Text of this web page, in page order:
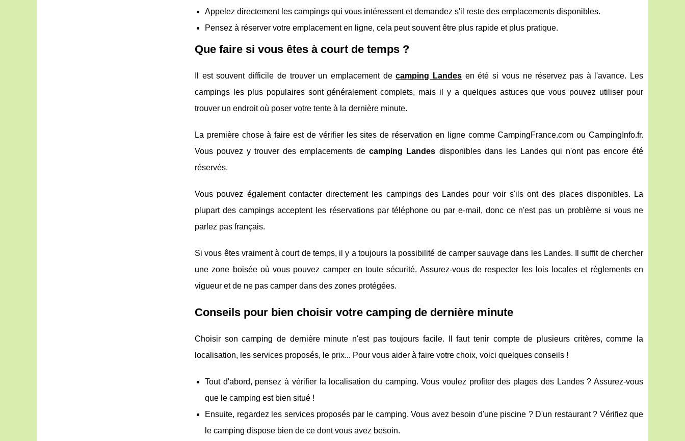
Appelez directement les campings qui vous intéressent et demandez s'il reste des emplacements disponibles.
Pensez à réserver votre emplacement en ligne, cela peut souvent être plus rapide et plus pratique.
Que faire si vous êtes à court de temps ?
Il est souvent difficile de trouver un emplacement decamping Landes en été si vous ne réservez pas à l'avance. Les
campings les plus populaires sont généralement complets, mais il y a quelques astuces que vous pouvez utiliser pour
trouver un endroit où poser votre tente à la dernière minute.
La première chose à faire est de vérifier les sites de réservation en ligne comme CampingFrance.com ou CampingInfo.fr.
Vous pouvez y trouver des emplacements decamping Landes disponibles dans les Landes qui n'ont pas encore été
réservés.
Vous pouvez également contacter directement les campings des Landes pour voir s'ils ont des places disponibles. La
plupart des campings acceptent les réservations par téléphone ou par e-mail, donc ce n'est pas un problème si vous ne
parlez pas français.
Si vous êtes vraiment à court de temps, il y a toujours la possibilité de camper sauvage dans les Landes. Il suffit de chercher
une zone boisée où vous pouvez camper en toute sécurité. Assurez-vous de respecter les lois locales et règlements en
vigueur et de ne pas camper dans des zones protégées.
Conseils pour bien choisir votre camping de dernière minute
Choisir son camping de dernière minute n'est pas toujours facile. Il faut tenir compte de plusieurs critères, comme la
localisation, les services proposés, le prix... Pour vous aider à faire votre choix, voici quelques conseils !
Tout d'abord, pensez à vérifier la localisation du camping. Vous voulez profiter des plages des Landes ? Assurez-vous
que le camping est bien situé !
Ensuite, regardez les services proposés par le camping. Vous avez besoin d'une piscine ? D'un restaurant ? Vérifiez que
le camping dispose bien de ce dont vous avez besoin.